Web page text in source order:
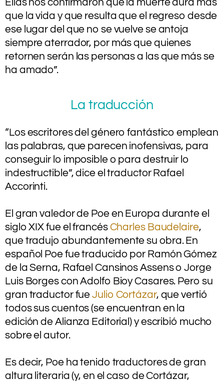
Ellas nos confirmaron que la muerte dura más
que la vida y que resulta que el regreso desde
ese lugar del que no se vuelve se antoja
siempre aterrador, por más que quienes
retornen serán las personas a las que más se
ha amado”.
La traducción
“Los escritores del género fantástico emplean
las palabras, que parecen inofensivas, para
conseguir lo imposible o para destruir lo
indestructible”, dice el traductor Rafael
Accorinti.
El gran valedor de Poe en Europa durante el
siglo XIX fue el francésCharles Baudelaire,
que tradujo abundantemente su obra. En
español Poe fue traducido por Ramón Gómez
de la Serna, Rafael Cansinos Assens o Jorge
Luis Borges con Adolfo Bioy Casares. Pero su
gran traductor fueJulio Cortázar, que vertió
todos sus cuentos (se encuentran en la
edición de Alianza Editorial) y escribió mucho
sobre el autor.
Es decir, Poe ha tenido traductores de gran
altura literaria (y, en el caso de Cortázar,